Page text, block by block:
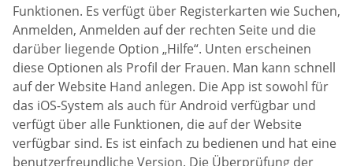
Funktionen. Es verfügt über Registerkarten wie Suchen,
Anmelden, Anmelden auf der rechten Seite und die
darüber liegende Option „Hilfe“. Unten erscheinen
diese Optionen als Profil der Frauen. Man kann schnell
auf der Website Hand anlegen. Die App ist sowohl für
das iOS-System als auch für Android verfügbar und
verfügt über alle Funktionen, die auf der Website
verfügbar sind. Es ist einfach zu bedienen und hat eine
benutzerfreundliche Version. Die Überprüfung der